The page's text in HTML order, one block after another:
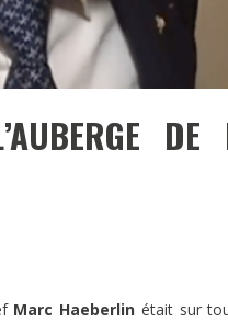
Marc Haeberlin était sur